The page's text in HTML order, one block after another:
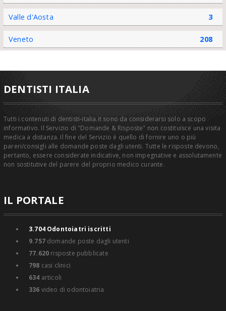
Valle d'Aosta 3
Veneto 208
DENTISTI ITALIA
Tutti i contenuti di dentisti-italia.it sono da considerarsi solo a scopo
informativo. Il Servizio di "Domande & Risposte" non costituisce una visita
medica a distanza. Il fine del Servizio è quello di fornire uno o più
pareri/consigli alle domande poste dagli utenti. Tutte le risposte devono,
pertanto, essere considerate indicative, non impegnative e assolutamente
non sostitutive del parere del proprio medico curante.
IL PORTALE
3.704Odontoiatri iscritti
9.757domande poste dagli utenti
77.620 risposte pubblicate
798 casi clinici
634 articoli
336 video di odontoiatria